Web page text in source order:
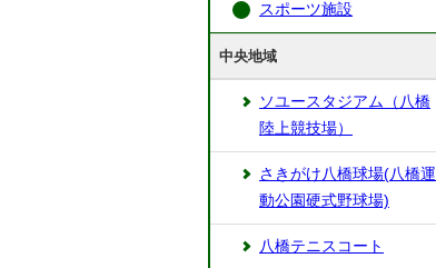
スポーツ施設
中央地域
ソユースタジアム（八橋
陸上競技場）
さきがけ八橋球場(八橋運
動公園硬式野球場)
八橋テニスコート